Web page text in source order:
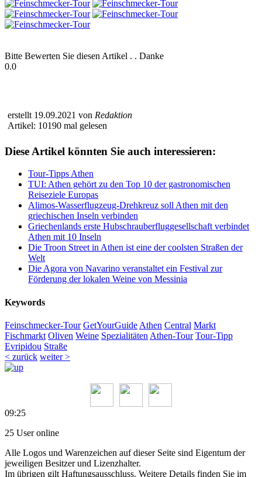
Bitte Bewerten Sie diesen Artikel . . Danke
0.0
erstellt 19.09.2021 von Redaktion
Artikel: 10190 mal gelesen
Diese Artikel könnten Sie auch interessieren:
Tour-Tipps Athen
TUI: Athen gehört zu den Top 10 der gastronomischen
Reiseziele Europas
Alimos-Wasserflugzeug-Drehkreuz soll Athen mit den
griechischen Inseln verbinden
Griechenlands erste Hubschrauberfluggesellschaft verbindet
Athen mit 10 Inseln
Die Troon Street in Athen ist eine der coolsten Straßen der
Welt
Die Agora von Navarino veranstaltet ein Festival zur
Förderung der lokalen Weine von Messinia
Keywords
Feinschmecker-Tour GetYourGuide Athen Central Markt
Fischmarkt Oliven Weine Spezialitäten Athen-Tour Tour-Tipp
Evripidou Straße
< zurück weiter >
09:25
25 User online
Alle Logos und Warenzeichen auf dieser Seite sind Eigentum der
jeweiligen Besitzer und Lizenzhalter.
Im übrigen gilt Haftungsausschluss. Weitere Details finden Sie im